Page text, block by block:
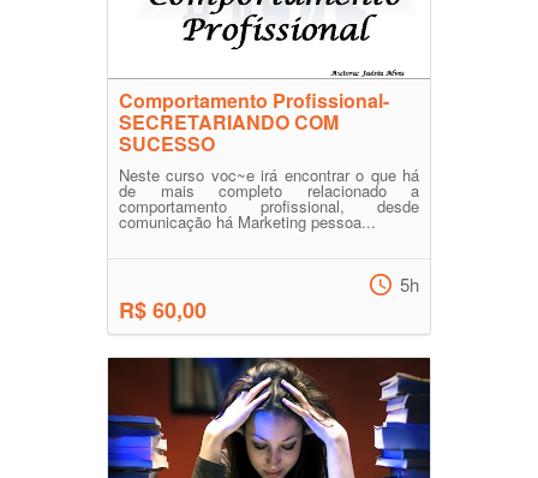
Comportamento Profissional-
SECRETARIANDO COM
SUCESSO
Neste curso voc~e irá encontrar o que há
de mais completo relacionado a
comportamento profissional, desde
comunicação há Marketing pessoa...
R$ 60,00
5h